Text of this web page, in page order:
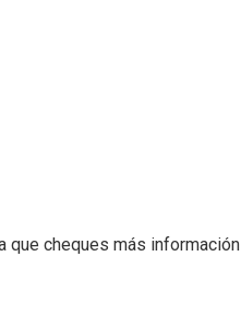
que cheques más información